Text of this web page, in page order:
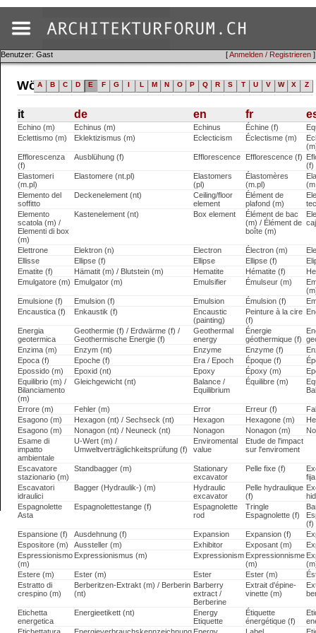
[Anmelden / Registrieren ]
Benutzer: Gast
Wörterbuch (it)
A B C D E F G I L M N O P Q R S T U V W X Z
it de en fr
Echino (m) Echinus (m) Echinus Échine (f)
Eclettismo (m)
Eklektizismus (m) Eclecticism Éclectisme (m)
Efflorescenza
(f)
Ausblühung (f) Efflorescence Efflorescence (f)
(f)
Elastomeri
(m.pl)
Elastomere (nt.pl)
Elastomers
(pl)
Élastomères
(m.pl)
Elemento del
soffitto
Deckenelement (nt)
Ceiling/floor
element
Élément de
plafond (m)
Elemento
scatola (m) /
Elementi di box
(m)
Kastenelement (nt) Box element
Élément de bac
(m) / Élément de
boîte (m)
Elettrone Elektron (n) Electron Électron (m)
Ellisse
Ellipse (f) Ellipse Ellipse (f)
Ematite (f)
Hämatit (m) / Blutstein (m) Hematite Hématite (f)
Emulgatore (m) Emulgator (m) Emulsifier Émulseur (m)
Emulsione (f)
Emulsion (f) Emulsion Émulsion (f)
Encaustica (f)
Enkaustik (f)
Encaustic
(painting)
Peinture à la cire
(f)
Energia
geotermica
Geothermie (f) / Erdwärme (f) /
Geothermische Energie (f)
Geothermal
energy
Énergie
géothermique (f)
Enzima (m)
Enzym (nt) Enzyme Enzyme (f)
Epoca (f)
Epoche (f) Era / Epoch Époque (f)
Epossido (m)
Epoxid (nt) Epoxy Époxy (m)
Equilibrio (m) /
Bilanciamento
(m)
Gleichgewicht (nt)
Balance /
Equilibrium
Équilibre (m)
Errore (m) Fehler (m) Error Erreur (f)
Esagono (m)
Hexagon (nt) / Sechseck (nt) Hexagon Hexagone (m)
Esagono (m)
Nonagon (nt) / Neuneck (nt) Nonagon Nonagon (m)
Esame di
impatto
ambientale
U-Wert (m) /
Umweltverträglichkeitsprüfung (f)
Enviromental
value
Etude de l'impact
sur l'enviroment
Escavatore
stazionario (m)
Standbagger (m)
Stationary
excavator
Pelle fixe (f)
Escavatori
idraulici
Bagger (Hydraulik-) (m)
Hydraulic
excavator
Pelle hydraulique
(f)
Espagnolette
Asta
Espagnolettestange (f)
Espagnolette
rod
Tringle
Espagnolette (f)
(f)
Espansione (f)
Ausdehnung (f) Expansion Expansion (f)
Espositore (m)
Aussteller (m) Exhibitor Exposant (m)
Espressionismo
(m)
Expressionismus (m) Expressionism Expressionnisme
(m)
Estere (m)
Ester (m) Ester Ester (m)
Estratto di
crespino (m)
Berberitzen-Extrakt (m) / Berberin
(nt)
Barberry
extract /
Berberine
Extrait d'épine-
vinette (m)
Etichetta
energetica
Energieetikett (nt)
Energy
Etiquette
Étiquette
énergétique (f)